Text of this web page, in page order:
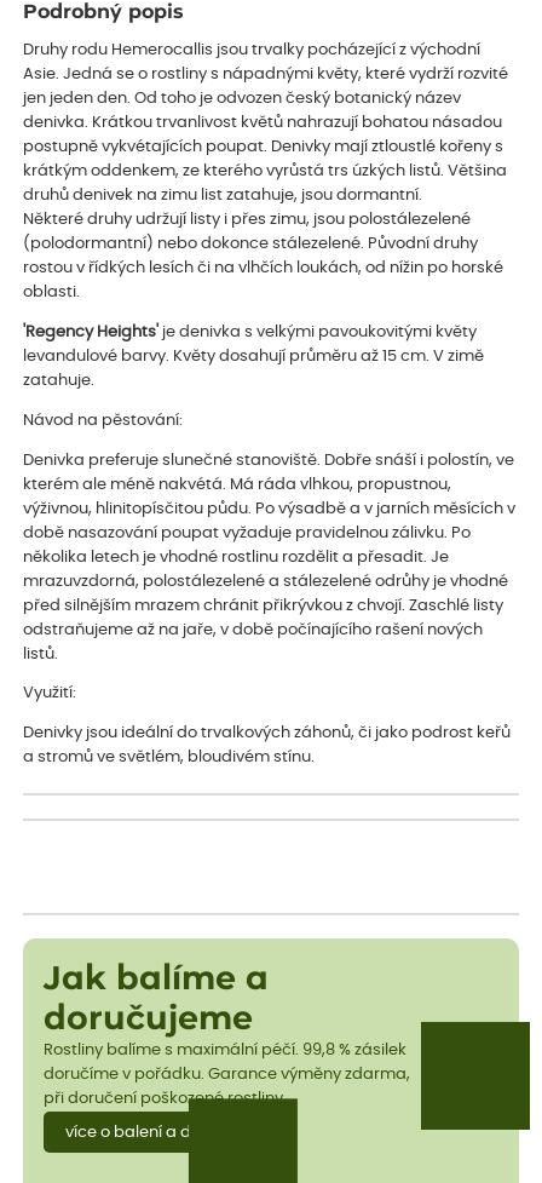
Podrobný popis
Druhy rodu Hemerocallis jsou trvalky pocházející z východní
Asie. Jedná se o rostliny s nápadnými květy, které vydrží rozvité
jen jeden den. Od toho je odvozen český botanický název
denivka. Krátkou trvanlivost květů nahrazují bohatou násadou
postupně vykvétajících poupat. Denivky mají ztloustlé kořeny s
krátkým oddenkem, ze kterého vyrůstá trs úzkých listů. Většina
druhů denivek na zimu list zatahuje, jsou dormantní.
Některé druhy udržují listy i přes zimu, jsou polostálezelené
(polodormantní) nebo dokonce stálezelené. Původní druhy
rostou v řídkých lesích či na vlhčích loukách, od nížin po horské
oblasti.
'Regency Heights' je denivka s velkými pavoukovitými květy
levandulové barvy. Květy dosahují průměru až 15 cm. V zimě
zatahuje.
Návod na pěstování:
Denivka preferuje slunečné stanoviště. Dobře snáší i polostín, ve
kterém ale méně nakvétá. Má ráda vlhkou, propustnou,
výživnou, hlinitopísčitou půdu. Po výsadbě a v jarních měsících v
době nasazování poupat vyžaduje pravidelnou zálivku. Po
několika letech je vhodné rostlinu rozdělit a přesadit. Je
mrazuvzdorná, polostálezelené a stálezelené odrůhy je vhodné
před silnějším mrazem chránit přikrývkou z chvojí. Zaschlé listy
odstraňujeme až na jaře, v době počínajícího rašení nových
listů.
Využití:
Denivky jsou ideální do trvalkových záhonů, či jako podrost keřů
a stromů ve světlém, bloudivém stínu.
Jak balíme a
doručujeme
Rostliny balíme s maximální péčí. 99,8 % zásilek
doručíme v pořádku. Garance výměny zdarma,
při doručení poškozené rostliny.
více o balení a dopravě